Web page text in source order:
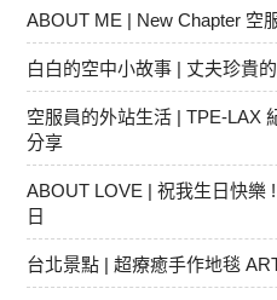
ABOUT ME | New Chapter 空
白白的空中小故事 | 丈夫珍貴
空服員的外站生活 | TPE-LAX
分享
ABOUT LOVE | 祝我生日快樂
日
台北景點 | 超療癒手作地毯